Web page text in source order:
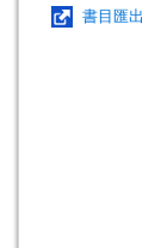
書目匯出